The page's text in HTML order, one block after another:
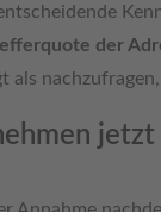
der
als